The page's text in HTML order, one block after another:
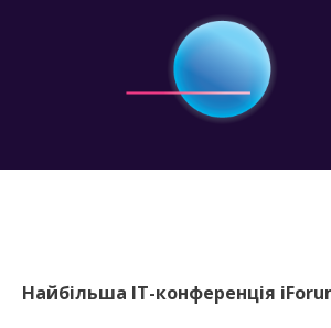
Найбільша ІТ-конференція